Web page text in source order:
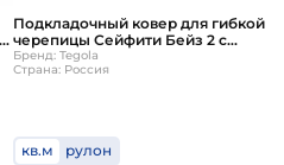
Подкладочный ковер для гибкой
черепицы Сейфити Бейз 2 c
полосой/overlap 15 кв.м./рул
Tegola
Бренд: Tegola
Страна: Россия
кв.м рулон